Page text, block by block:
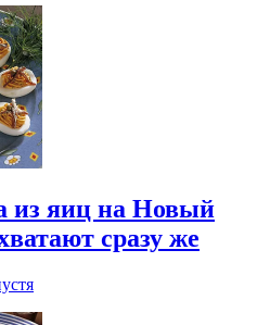
из яиц на Новый
сразу же